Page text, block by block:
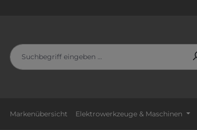
Markenübersicht Elektrowerkzeuge & Maschinen